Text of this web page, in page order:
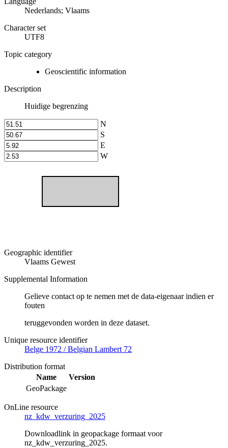
Nederlands; Vlaams
Character set
UTF8
Topic category
Geoscientific information
Description
Huidige begrenzing
N
S
E
W
Geographic identifier
Vlaams Gewest
Supplemental Information
Gelieve contact op te nemen met de data-eigenaar indien er
fouten
teruggevonden worden in deze dataset.
Unique resource identifier
Belge 1972 / Belgian Lambert 72
Distribution format
Name
Version
GeoPackage
OnLine resource
nz_kdw_verzuring_2025
Downloadlink in geopackage formaat voor
nz_kdw_verzuring_2025.